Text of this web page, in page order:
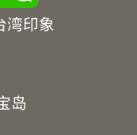
湾印象
岛